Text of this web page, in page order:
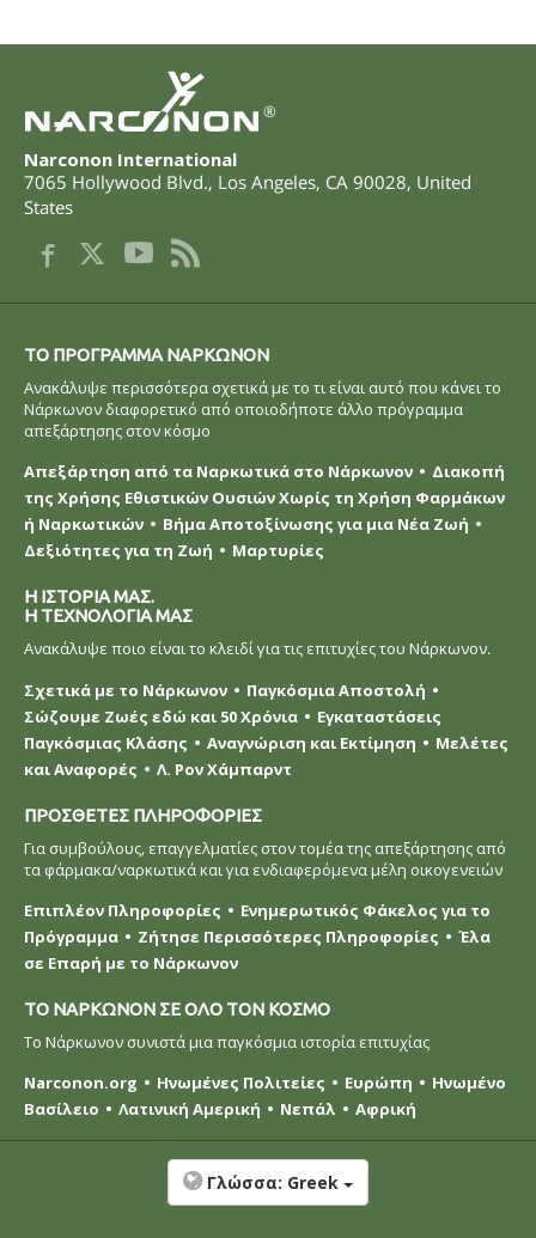
®
Narconon International
7065 Hollywood Blvd., Los Angeles, CA 90028, United
States
ΤΟ ΠΡOΓΡΑΜΜΑ ΝAΡΚΩΝΟΝ
Ανακάλυψε περισσότερα σχετικά με το τι είναι αυτό που κάνει το
Νάρκωνον διαφορετικό από οποιοδήποτε άλλο πρόγραμμα
απεξάρτησης στον κόσμο
Απεξάρτηση από τα Ναρκωτικά στο Νάρκωνον
Διακοπή
της Χρήσης Εθιστικών Ουσιών Χωρίς τη Χρήση Φαρμάκων
ή Ναρκωτικών
Βήμα Αποτοξίνωσης για μια Νέα Ζωή
Δεξιότητες για τη Ζωή
Μαρτυρίες
Η ΙΣΤΟΡΙΑ ΜΑΣ.
Η ΤΕΧΝΟΛΟΓΙΑ ΜΑΣ
Ανακάλυψε ποιο είναι το κλειδί για τις επιτυχίες του Νάρκωνον.
Σχετικά με το Νάρκωνον
Παγκόσμια Αποστολή
Σώζουμε Ζωές εδώ και 50 Χρόνια
Εγκαταστάσεις
Παγκόσμιας Κλάσης
Αναγνώριση και Εκτίμηση
Μελέτες
και Αναφορές
Λ. Ρον Χάμπαρντ
ΠΡΟΣΘΕΤΕΣ ΠΛΗΡΟΦΟΡΙΕΣ
Για συμβούλους, επαγγελματίες στον τομέα της απεξάρτησης από
τα φάρμακα/ναρκωτικά και για ενδιαφερόμενα μέλη οικογενειών
Επιπλέον Πληροφορίες
Ενημερωτικός Φάκελος για το
Πρόγραμμα
Ζήτησε Περισσότερες Πληροφορίες
Έλα
σε Επαρή με το Νάρκωνον
ΤΟ ΝΑΡΚΩΝΟΝ ΣΕ ΟΛΟ ΤΟΝ ΚΟΣΜΟ
Το Νάρκωνον συνιστά μια παγκόσμια ιστορία επιτυχίας
Narconon.org
Ηνωμένες Πολιτείες Ευρώπη
Ηνωμένο
Βασίλειο
Λατινική Αμερική Νεπάλ Αφρική
Γλώσσα: Greek